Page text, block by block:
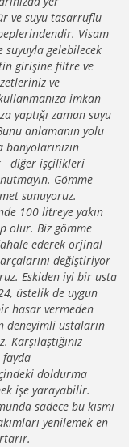
ve suyu tasarruflu
Visam
suyuyla gelebilecek
girişine filtre ve
ve
imkan
yaptığı zaman suyu
anlamanın yolu
diğer işçilikleri
Gömme
sunuyoruz.
100 litreye yakın
olur. Biz gömme
ederek orjinal
değiştiriyor
Eskiden iyi bir usta
üstelik de uygun
hasar vermeden
deneyimli ustaların
doldurma
işe yarayabilir.
sadece bu kısmı
yenilemek en